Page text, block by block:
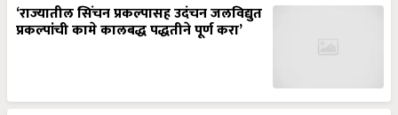
‘राज्यातील सिंचन प्रकल्पासह उदंचन जलविद्युत
प्रकल्पांची कामे कालबद्ध पद्धतीने पूर्ण करा’